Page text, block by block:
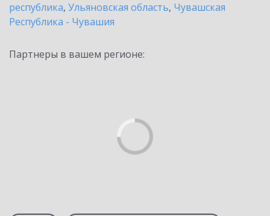
республика, Ульяновская область, Чувашская
Республика - Чувашия
Партнеры в вашем регионе: